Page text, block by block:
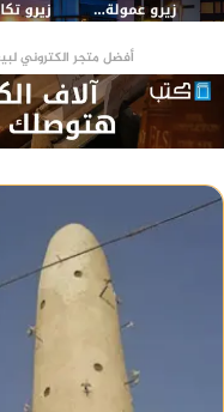
أفضل متجر الكتروني